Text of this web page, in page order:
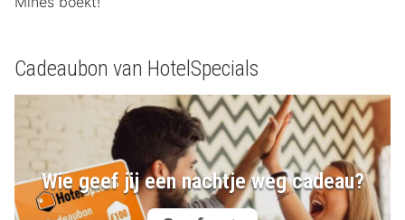
Cadeaubon van HotelSpecials
Wie geef jij een nachtje weg cadeau?